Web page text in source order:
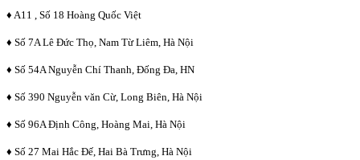
♦ A11 , Số 18 Hoàng Quốc Việt
♦ Số 7A Lê Đức Thọ, Nam Từ Liêm, Hà Nội
♦ Số 54A Nguyễn Chí Thanh, Đống Đa, HN
♦ Số 390 Nguyễn văn Cừ, Long Biên, Hà Nội
♦ Số 96A Định Công, Hoàng Mai, Hà Nội
♦ Số 27 Mai Hắc Đế, Hai Bà Trưng, Hà Nội